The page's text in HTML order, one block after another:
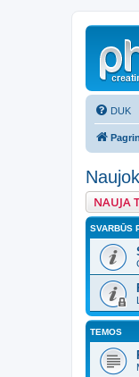
DUK
NAUJA
SVARBŪS
TEMOS